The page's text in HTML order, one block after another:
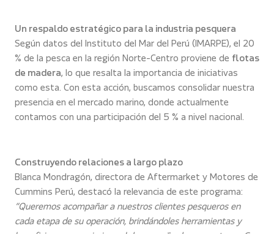
Un respaldo estratégico para la industria pesquera
Según datos del Instituto del Mar del Perú (IMARPE), el 20
% de la pesca en la región Norte-Centro proviene de flotas
de madera, lo que resalta la importancia de iniciativas
como esta. Con esta acción, buscamos consolidar nuestra
presencia en el mercado marino, donde actualmente
contamos con una participación del 5 % a nivel nacional.
Construyendo relaciones a largo plazo
Blanca Mondragón, directora de Aftermarket y Motores de
Cummins Perú, destacó la relevancia de este programa:
“Queremos acompañar a nuestros clientes pesqueros en
cada etapa de su operación, brindándoles herramientas y